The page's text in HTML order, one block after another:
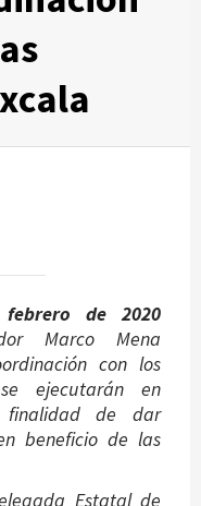
de 2020
Marco Mena
con los
ejecutarán en
de dar
beneficio de las
Estatal de